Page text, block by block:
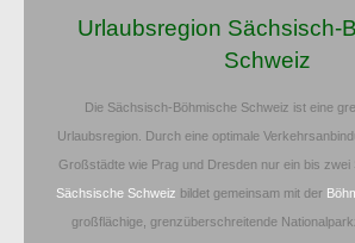
Urlaubsregion Sächsisch-
Schweiz
Die Sächsisch-Böhmische Schweiz ist eine
Urlaubsregion. Durch eine optimale
Großstädte wie Prag und Dresden nur ein bis zwei
Sächsische Schweiz bildet gemeinsam mit der
großflächige, grenzüberschreitende